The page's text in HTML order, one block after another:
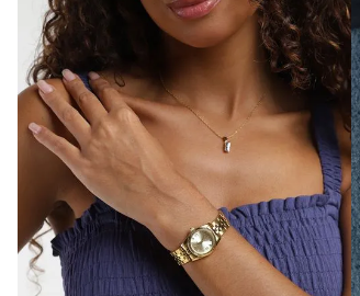
Modelo